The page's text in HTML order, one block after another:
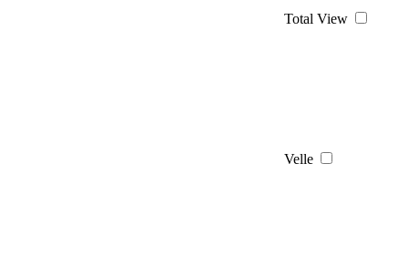
Total View
Velle